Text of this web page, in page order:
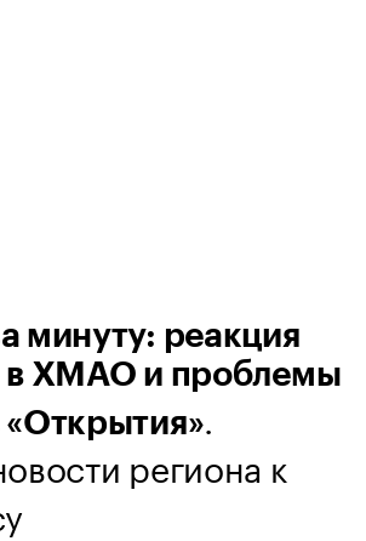
минуту: реакция
в ХМАО и проблемы
«Открытия».
региона к